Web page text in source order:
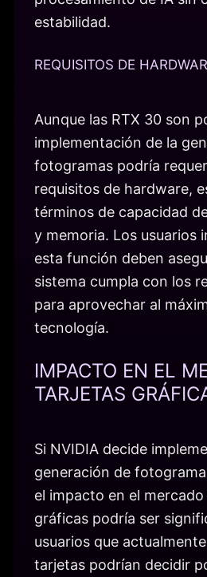
estabilidad.
REQUISITOS DE
Aunque las RTX 30 son
implementación de la
fotogramas podría
requisitos de hardware,
términos de capacidad
y memoria. Los usuarios
esta función deben
sistema cumpla con los
para aprovechar al
tecnología.
IMPACTO EN EL
TARJETAS
Si NVIDIA decide
generación de
el impacto en el
gráficas podría ser
usuarios que
tarjetas podrían decidir